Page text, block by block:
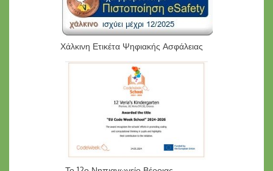
Χάλκινη Ετικέτα Ψηφιακής Ασφάλειας